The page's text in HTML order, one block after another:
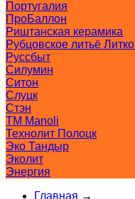
Португалия
ПроБаллон
Риштанская керамика
Рубцовское литьё
Руссбыт
Силумин
Ситон
Слуцк
Стэн
ТМ Manoli
Технолит Полоцк
Эко Тандыр
Эколит
Энергия
Главная →